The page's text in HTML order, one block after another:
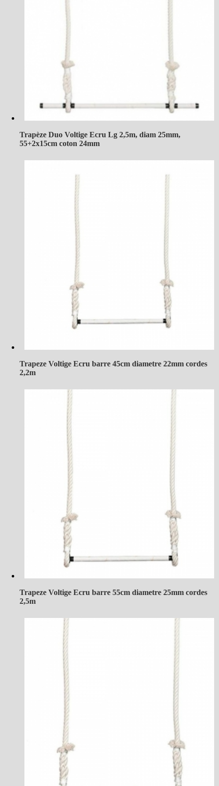
Trapèze Duo Voltige Ecru Lg 2,5m, diam 25mm,
55+2x15cm coton 24mm
Trapeze Voltige Ecru barre 45cm diametre 22mm cordes
2,2m
Trapeze Voltige Ecru barre 55cm diametre 25mm cordes
2,5m